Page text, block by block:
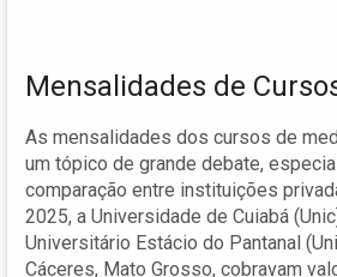
Mensalidades de
As mensalidades dos cursos de
um tópico de grande debate,
comparação entre instituições
2025, a Universidade de Cuiabá
Universitário Estácio do Pantanal
Cáceres, Mato Grosso, cobravam